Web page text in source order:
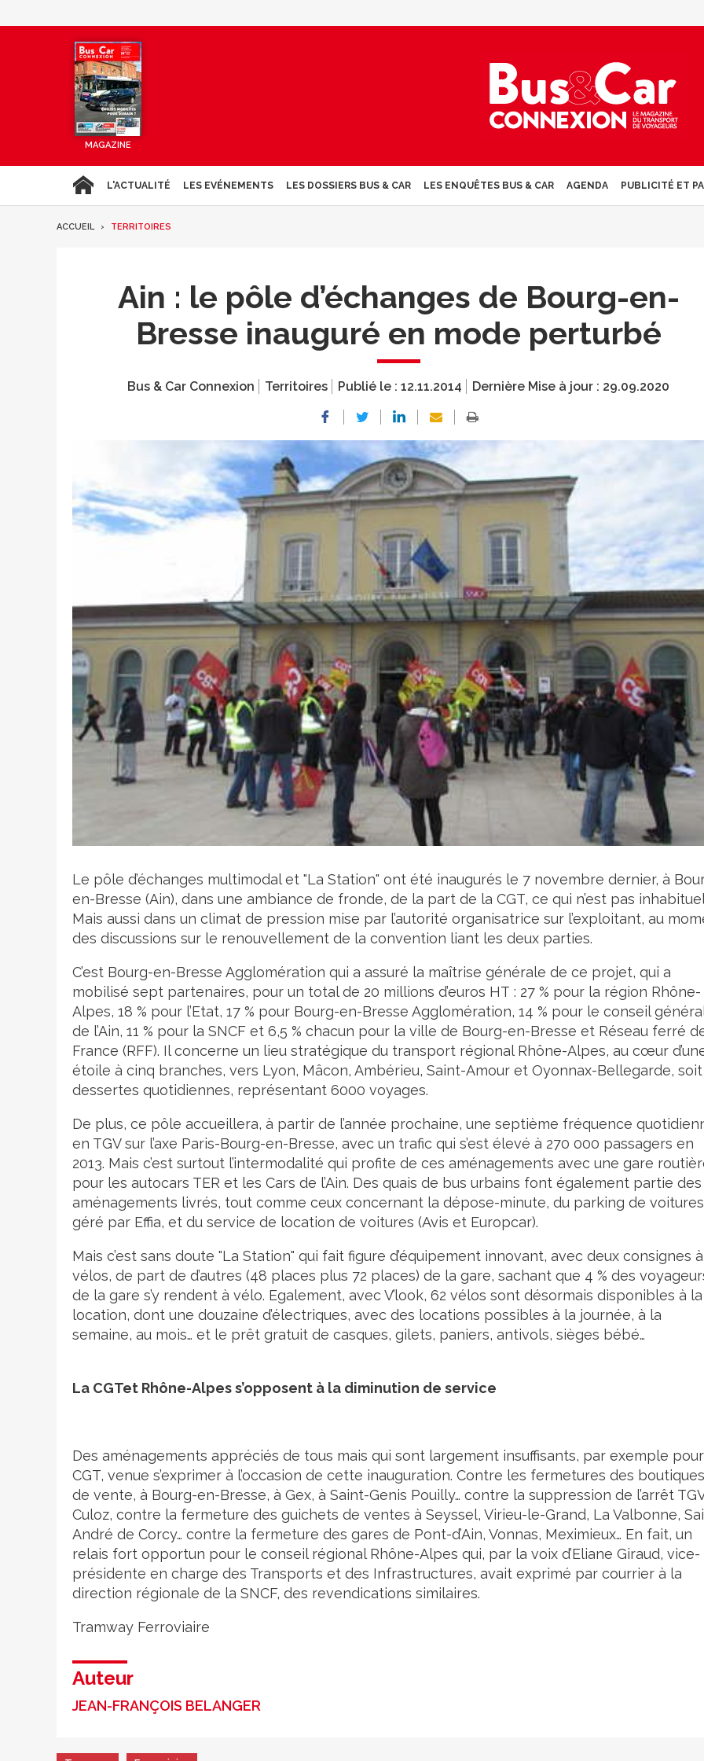
MAGAZINE
L'ACTUALITÉ LES EVÉNEMENTS LES DOSSIERS BUS & CAR LES ENQUÊTES BUS & CAR AGENDA PUBLICITÉ ET
ACCUEIL TERRITOIRES
Ain : le pôle d’échanges de Bourg-en-
Bresse inauguré en mode perturbé
Bus & Car Connexion Territoires Publié le : 12.11.2014 Dernière Mise à jour : 29.09.2020
Crédit photo
Le pôle d’échanges multimodal et "La Station" ont été inaugurés le 7 novembre dernier, à
en-Bresse (Ain), dans une ambiance de fronde, de la part de la CGT, ce qui n’est pas
Mais aussi dans un climat de pression mise par l’autorité organisatrice sur l’exploitant, au
des discussions sur le renouvellement de la convention liant les deux parties.
C’est Bourg-en-Bresse Agglomération qui a assuré la maîtrise générale de ce projet, qui a
mobilisé sept partenaires, pour un total de 20 millions d’euros HT : 27 % pour la région Rhône-
Alpes, 18 % pour l’Etat, 17 % pour Bourg-en-Bresse Agglomération, 14 % pour le conseil
de l’Ain, 11 % pour la SNCF et 6,5 % chacun pour la ville de Bourg-en-Bresse et Réseau ferré
France (RFF). Il concerne un lieu stratégique du transport régional Rhône-Alpes, au cœur
étoile à cinq branches, vers Lyon, Mâcon, Ambérieu, Saint-Amour et Oyonnax-Bellegarde,
dessertes quotidiennes, représentant 6000 voyages.
De plus, ce pôle accueillera, à partir de l’année prochaine, une septième fréquence
en TGV sur l’axe Paris-Bourg-en-Bresse, avec un trafic qui s’est élevé à 270 000 passagers en
2013. Mais c’est surtout l’intermodalité qui profite de ces aménagements avec une gare
pour les autocars TER et les Cars de l’Ain. Des quais de bus urbains font également partie des
aménagements livrés, tout comme ceux concernant la dépose-minute, du parking de
géré par Effia, et du service de location de voitures (Avis et Europcar).
Mais c’est sans doute "La Station" qui fait figure d’équipement innovant, avec deux consignes à
vélos, de part de d’autres (48 places plus 72 places) de la gare, sachant que 4 % des
de la gare s’y rendent à vélo. Egalement, avec V’look, 62 vélos sont désormais disponibles à la
location, dont une douzaine d’électriques, avec des locations possibles à la journée, à la
semaine, au mois… et le prêt gratuit de casques, gilets, paniers, antivols, sièges bébé…
La CGTet Rhône-Alpes s’opposent à la diminution de service
Des aménagements appréciés de tous mais qui sont largement insuffisants, par exemple
CGT, venue s’exprimer à l’occasion de cette inauguration. Contre les fermetures des boutiques
de vente, à Bourg-en-Bresse, à Gex, à Saint-Genis Pouilly… contre la suppression de l’arrêt
Culoz, contre la fermeture des guichets de ventes à Seyssel, Virieu-le-Grand, La Valbonne,
André de Corcy… contre la fermeture des gares de Pont-d’Ain, Vonnas, Meximieux… En fait, un
relais fort opportun pour le conseil régional Rhône-Alpes qui, par la voix d’Eliane Giraud, vice-
présidente en charge des Transports et des Infrastructures, avait exprimé par courrier à la
direction régionale de la SNCF, des revendications similaires.
Tramway Ferroviaire
Auteur
JEAN-FRANÇOIS BELANGER